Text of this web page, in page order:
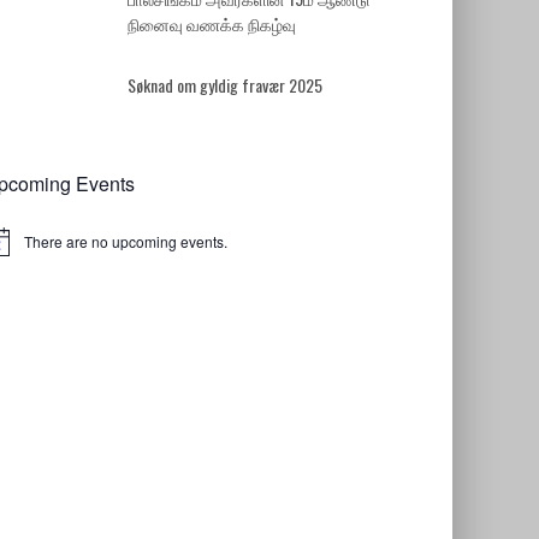
நினைவு வணக்க நிகழ்வு
Søknad om gyldig fravær 2025
Events
There are no upcoming events.